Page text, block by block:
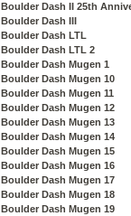
Boulder Dash II 25th
Boulder Dash III
Boulder Dash LTL
Boulder Dash LTL 2
Boulder Dash Mugen 1
Boulder Dash Mugen 10
Boulder Dash Mugen 11
Boulder Dash Mugen 12
Boulder Dash Mugen 13
Boulder Dash Mugen 14
Boulder Dash Mugen 15
Boulder Dash Mugen 16
Boulder Dash Mugen 17
Boulder Dash Mugen 18
Boulder Dash Mugen 19